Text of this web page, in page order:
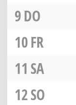
9DO
10FR
11 SA
12SO